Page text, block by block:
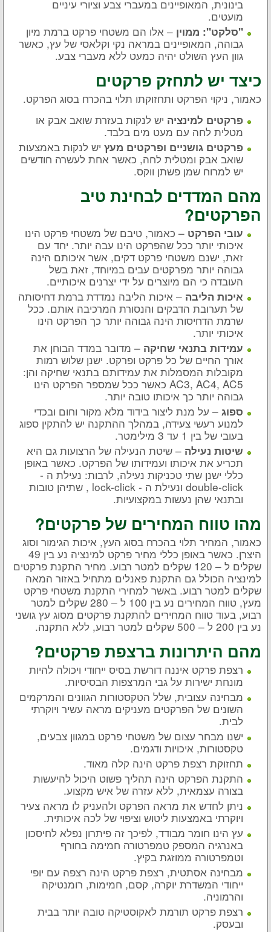
בינונית, המאופיינים במעברי צבע וציורי עיניים
מועטים.
"סלקט": ממוין – אלו הם משטחי פרקט ברמת מיון
גבוהה, המאופיינים במראה נקי וקלאסי של עץ, כאשר
גוון העץ השולט יהיה כמעט ללא מעברי צבע.
כיצד יש לתחזק פרקטים
כאמור, ניקוי הפרקט ותחזוקתו תלוי בהכרח בסוג הפרקט.
פרקטים למינציה יש לנקות בעזרת שואב אבק או
מטלית לחה עם מעט מים בלבד.
פרקטים גושניים ופרקטים מעץ יש לנקות באמצעות
שואב אבק ומטלית לחה, כאשר אחת לעשרה חודשים
יש למרוח שמן פשתן ווקס.
מהם המדדים לבחינת טיב
הפרקטים?
עובי הפרקט – כאמור, טיבם של משטחי פרקט הינו
איכותי יותר ככל שהפרקט הינו עבה יותר. יחד עם
זאת, ישנם משטחי פרקט דקים, אשר איכותם הינה
גבוהה יותר מפרקטים עבים במיוחד, זאת בשל
העובדה כי הם מיוצרים על ידי יצרנים איכותיים.
איכות הליבה – איכות הליבה נמדדת ברמת דחיסותה
של תערובת הדבקים והנסורת המרכיבה אותם. ככל
שרמת הדחיסות הינה גבוהה יותר כך הפרקט הינו
איכותי יותר.
עמידות בתנאי שחיקה – מדובר במדד הבוחן את
אורך החיים של כל פרקט ופרקט. ישנן שלוש רמות
מקובלות המסמלות את עמידותם בתנאי שחיקה והן:
AC3, AC4, AC5 כאשר ככל שמספר הפרקט הינו
גבוהה יותר כך איכותו טובה יותר.
ספוג – על מנת ליצור בידוד מלא מקור וחום ובכדי
למנוע רעשי צעידה, במהלך ההתקנה יש להתקין ספוג
בעובי של בין 1 עד 3 מילימטר.
שיטות נעילה – שיטת הנעילה של הרצועות גם היא
תכריע את איכותו ועמידותו של הפרקט. כאשר באופן
כללי ישנן שתי טכניקות נעילה, לרבות: נעילת ה -
double-click ונעילת ה - lock-click , שתיהן טובות
ובתנאי שהן נעשות במקצועיות.
מהו טווח המחירים של פרקטים?
כאמור, המחיר תלוי בהכרח בסוג העץ, איכות הגימור וסוג
היצרן. כאשר באופן כללי מחיר פרקט למינציה נע בין 49
שקלים ל – 120 שקלים למטר רבוע. מחיר התקנת פרקטים
למינציה הכולל גם התקנת פאנלים מתחיל באזור המאה
שקלים למטר רבוע. באשר למחירי התקנת משטחי פרקט
מעץ, טווח המחירים נע בין 100 ל – 280 שקלים למטר
רבוע, בעוד טווח המחירים להתקנת פרקטים מסוג עץ גושני
נע בין 200 ל – 500 שקלים למטר רבוע, ללא התקנה.
מהם היתרונות ברצפת פרקטים?
רצפת פרקט איננה דורשת בסיס ייחודי ויכולה להיות
מונחת ישירות על גבי המרצפות הבסיסיות.
מבחינה עצובית, שלל הטקסטורות הגוונים והמרקמים
השונים של הפרקטים מעניקים מראה עשיר ויוקרתי
לבית.
ישנו מבחר עצום של משטחי פרקט במגוון צבעים,
טקסטורות, איכויות ודגמים.
תחזוקת רצפת פרקט הינה קלה מאוד.
התקנת הפרקט הינה תהליך פשוט היכול להיעשות
בצורה עצמאית, ללא עזרה של איש מקצוע.
ניתן לחדש את מראה הפרקט ולהעניק לו מראה צעיר
ויוקרתי באמצעות ליטוש וציפוי של לכה איכותית.
עץ הינו חומר מבודד, לפיכך זה פיתרון נפלא לחיסכון
באנרגיה המספק טמפרטורה חמימה בחורף
וטמפרטורה ממוזגת בקיץ.
מבחינה אסתטית, רצפת פרקט הינה רצפה עם יופי
ייחודי המשדרת יוקרה, קסם, חמימות, רומנטיקה
והרמוניה.
רצפת פרקט תורמת לאקוסטיקה טובה יותר בבית
ובעסק.